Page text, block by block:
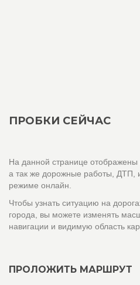
ПРОБКИ СЕЙЧАС
На данной странице отображены
а так же дорожные работы, ДТП,
режиме онлайн.
Чтобы узнать ситуацию на
города, вы можете изменять
навигации и видимую область
ПРОЛОЖИТЬ МАРШРУТ